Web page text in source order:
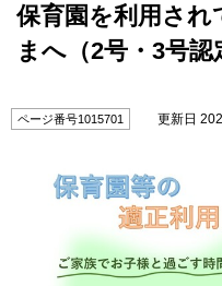
保育園を利用さ
まへ（2号・3号認
ページ番号1015701 更新日